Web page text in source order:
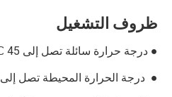
ظروف التشغيل
● درجة حرارة سائلة تصل إلى 45 ℃
● درجة الحرارة المحيطة تصل إلى 40 ℃